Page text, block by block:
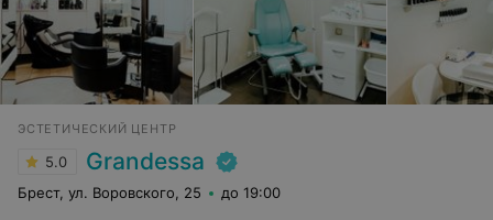
ЭСТЕТИЧЕСКИЙ ЦЕНТР
5.0 Grandessa
Брест, ул. Воровского, 25 до 19:00